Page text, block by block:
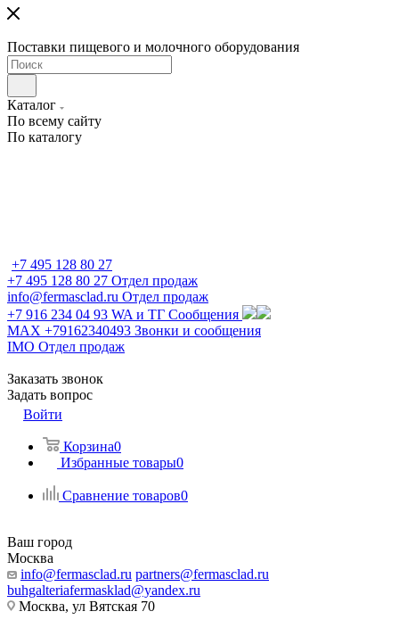
Поставки пищевого и молочного оборудования
Каталог
По всему сайту
По каталогу
+7 495 128 80 27
+7 495 128 80 27 Отдел продаж
info@fermasclad.ru Отдел продаж
+7 916 234 04 93 WA и ТГ Сообщения
MAX +79162340493 Звонки и сообщения
IMO Отдел продаж
Заказать звонок
Задать вопрос
Войти
Корзина0
Избранные товары0
Сравнение товаров0
Ваш город
Москва
info@fermasclad.ru partners@fermasclad.ru
buhgalteriafermasklad@yandex.ru
Москва, ул Вятская 70